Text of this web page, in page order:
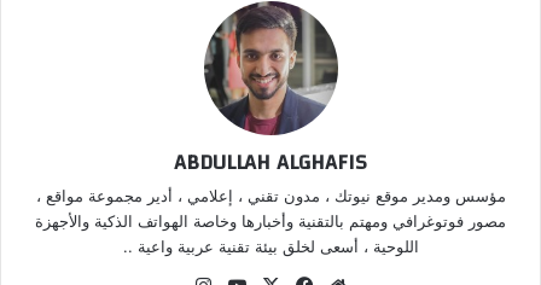
ABDULLAH ALGHAFIS
مؤسس ومدير موقع نيوتك ، مدون تقني ، إعلامي ، أدير مجموعة مواقع ،
مصور فوتوغرافي ومهتم بالتقنية وأخبارها وخاصة الهواتف الذكية والأجهزة
اللوحية ، أسعى لخلق بيئة تقنية عربية واعية ..